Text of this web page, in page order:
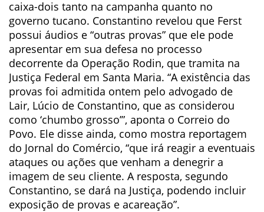
caixa-dois tanto na campanha quanto no
governo tucano. Constantino revelou que Ferst
possui áudios e “outras provas” que ele pode
apresentar em sua defesa no processo
decorrente da Operação Rodin, que tramita na
Justiça Federal em Santa Maria. “A existência das
provas foi admitida ontem pelo advogado de
Lair, Lúcio de Constantino, que as considerou
como ‘chumbo grosso’”, aponta o Correio do
Povo. Ele disse ainda, como mostra reportagem
do Jornal do Comércio, “que irá reagir a eventuais
ataques ou ações que venham a denegrir a
imagem de seu cliente. A resposta, segundo
Constantino, se dará na Justiça, podendo incluir
exposição de provas e acareação”.